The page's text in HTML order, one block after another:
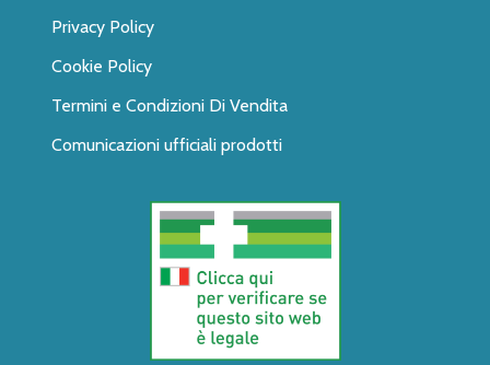
Privacy Policy
Cookie Policy
Termini e Condizioni Di Vendita
Comunicazioni ufficiali prodotti